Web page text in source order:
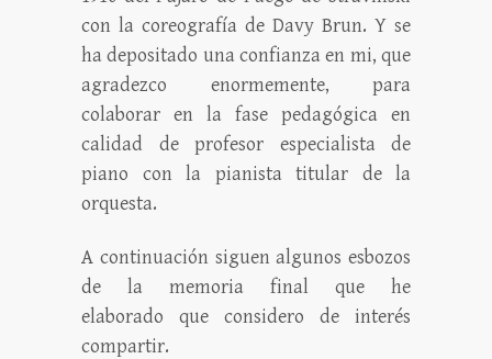
con la coreografía de Davy Brun. Y se
ha depositado una confianza en mi, que
agradezco enormemente, para
colaborar en la fase pedagógica en
calidad de profesor especialista de
piano con la pianista titular de la
orquesta.
A continuación siguen algunos esbozos
de la memoria final que he
elaborado que considero de interés
compartir.